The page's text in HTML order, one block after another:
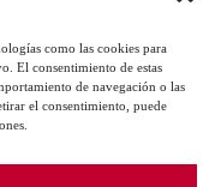
como las cookies para
El consentimiento de estas
de navegación o las
el consentimiento, puede